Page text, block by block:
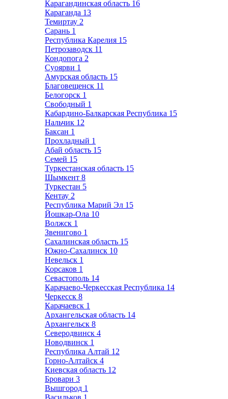
Карагандинская область 16
Караганда 13
Темиртау 2
Сарань 1
Республика Карелия 15
Петрозаводск 11
Кондопога 2
Суоярви 1
Амурская область 15
Благовещенск 11
Белогорск 1
Свободный 1
Кабардино-Балкарская Республика 15
Нальчик 12
Баксан 1
Прохладный 1
Абай область 15
Семей 15
Туркестанская область 15
Шымкент 8
Туркестан 5
Кентау 2
Республика Марий Эл 15
Йошкар-Ола 10
Волжск 1
Звенигово 1
Сахалинская область 15
Южно-Сахалинск 10
Невельск 1
Корсаков 1
Севастополь 14
Карачаево-Черкесская Республика 14
Черкесск 8
Карачаевск 1
Архангельская область 14
Архангельск 8
Северодвинск 4
Новодвинск 1
Республика Алтай 12
Горно-Алтайск 4
Киевская область 12
Бровари 3
Вышгород 1
Васильков 1